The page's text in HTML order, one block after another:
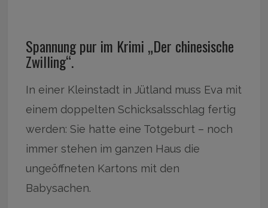
Spannung pur im Krimi „Der chinesische
Zwilling“.
In einer Kleinstadt in Jütland muss Eva mit
einem doppelten Schicksalsschlag fertig
werden: Sie hatte eine Totgeburt – noch
immer stehen im ganzen Haus die
ungeöffneten Kartons mit den
Babysachen.